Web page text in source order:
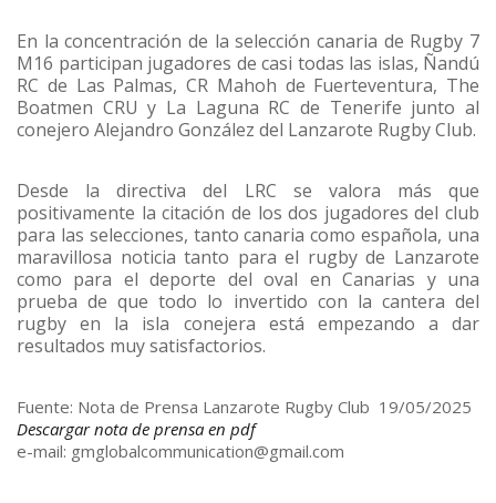
En la concentración de la selección canaria de Rugby 7
M16 participan jugadores de casi todas las islas, Ñandú
RC de Las Palmas, CR Mahoh de Fuerteventura, The
Boatmen CRU y La Laguna RC de Tenerife junto al
conejero Alejandro González del Lanzarote Rugby Club.
Desde la directiva del LRC se valora más que
positivamente la citación de los dos jugadores del club
para las selecciones, tanto canaria como española, una
maravillosa noticia tanto para el rugby de Lanzarote
como para el deporte del oval en Canarias y una
prueba de que todo lo invertido con la cantera del
rugby en la isla conejera está empezando a dar
resultados muy satisfactorios.
Fuente: Nota de Prensa Lanzarote Rugby Club 19/05/2025
Descargar nota de prensa en pdf
e-mail: gmglobalcommunication@gmail.com